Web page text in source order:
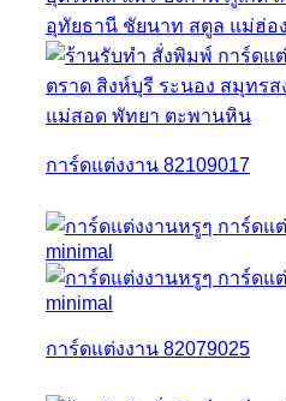
การ์ดแต่งงาน 82109017
การ์ดแต่งงาน 82079025